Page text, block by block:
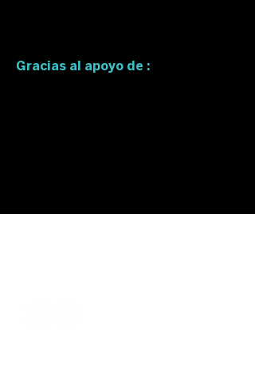
Gracias al apoyo de :